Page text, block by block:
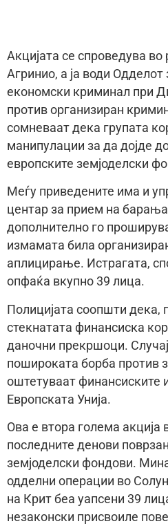
Акцијата се спроведува
Агринио, а ја води Одделот
економски криминал при
против организиран
сомневаат дека групата
манипулации за да дојде
европските земјоделски
Меѓу приведените има и
центар за прием на
дополнително го
измамата била
аплицирање. Истрагата,
опфаќа вкупно 39 лица.
Полицијата соопшти дека,
стекнатата финансиска
даночни прекршоци.
пошироката борба против
оштетуваат финансиските
Европската Унија.
Ова е втора голема акција
последните денови
земјоделски фондови.
одделни операции во
на Крит беа уапсени 39
незаконски присвоиле